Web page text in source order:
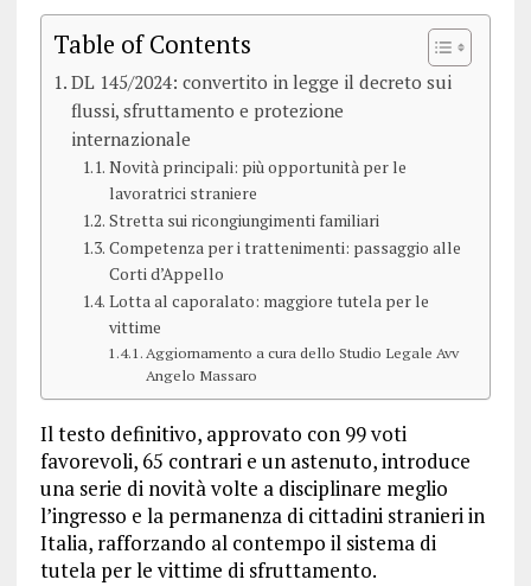
Table of Contents
DL 145/2024: convertito in legge il decreto sui
flussi, sfruttamento e protezione
internazionale
Novità principali: più opportunità per le
lavoratrici straniere
Stretta sui ricongiungimenti familiari
Competenza per i trattenimenti: passaggio alle
Corti d’Appello
Lotta al caporalato: maggiore tutela per le
vittime
Aggiornamento a cura dello Studio Legale Avv
Angelo Massaro
Il testo definitivo, approvato con 99 voti
favorevoli, 65 contrari e un astenuto, introduce
una serie di novità volte a disciplinare meglio
l’ingresso e la permanenza di cittadini stranieri in
Italia, rafforzando al contempo il sistema di
tutela per le vittime di sfruttamento.